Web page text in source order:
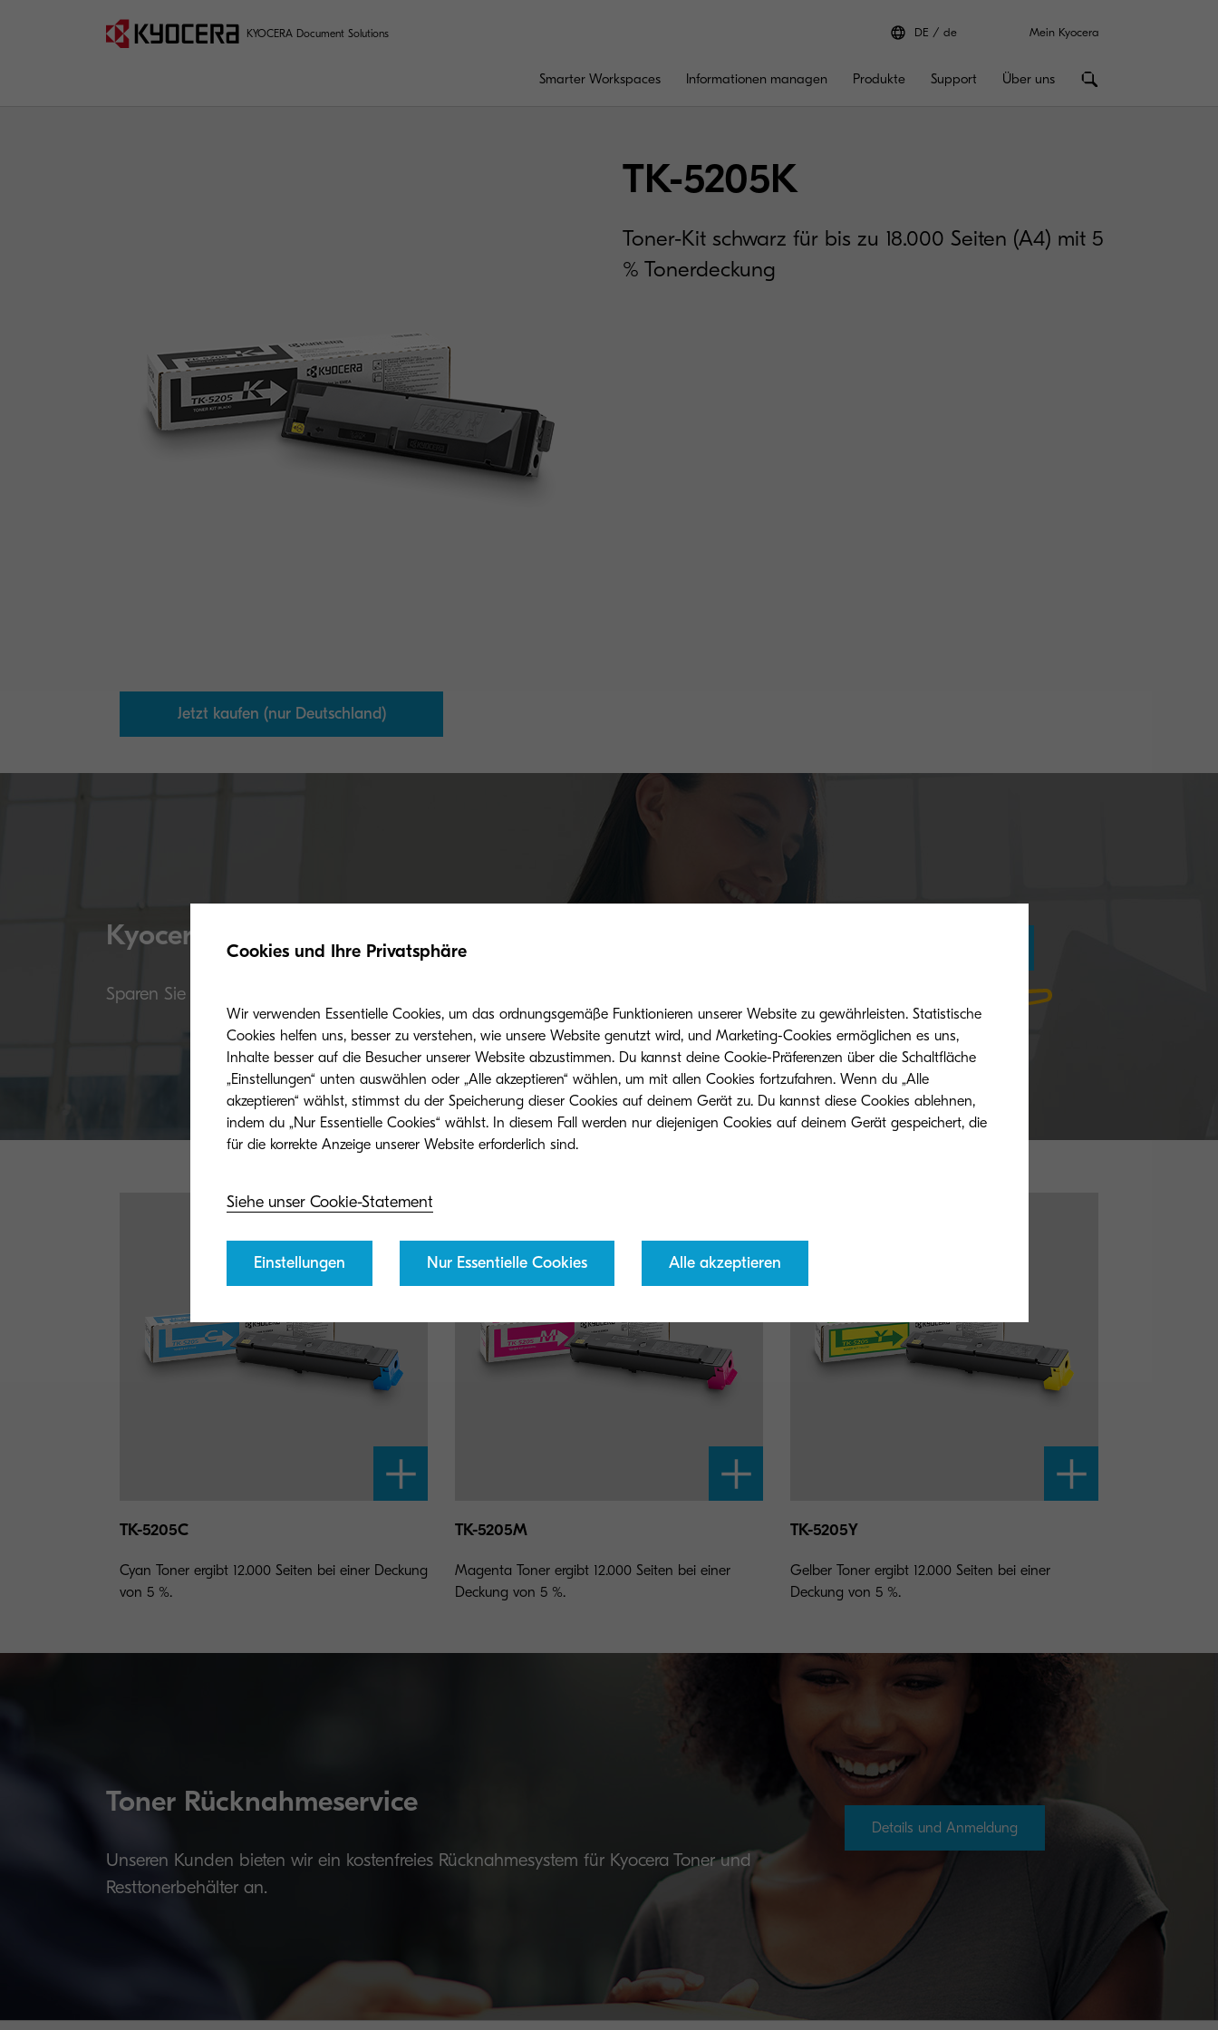
KYOCERA Document Solutions DE de Mein Kyocera
Smarter Workspaces Informationen managen Produkte Support Über uns
TK-5205K
Toner-Kit schwarz für bis zu 18.000 Seiten (A4) mit 5
% Tonerdeckung
Jetzt kaufen (nur Deutschland)
Kyocera Originaltoner
Sparen Sie nicht am falschen Ende: Die Vorteile beim Einsatz von Originaltoner
TK-5205C
Cyan Toner ergibt 12.000 Seiten bei einer Deckung
von 5 %.
TK-5205M
Magenta Toner ergibt 12.000 Seiten bei einer
Deckung von 5 %.
TK-5205Y
Gelber Toner ergibt 12.000 Seiten bei einer
Deckung von 5 %.
Toner Rücknahmeservice
Unseren Kunden bieten wir ein kostenfreies Rücknahmesystem für Kyocera Toner und
Resttonerbehälter an.
Details und Anmeldung
Cookies und Ihre Privatsphäre
Wir verwenden Essentielle Cookies, um das ordnungsgemäße Funktionieren unserer Website zu gewährleisten. Statistische
Cookies helfen uns, besser zu verstehen, wie unsere Website genutzt wird, und Marketing-Cookies ermöglichen es uns,
Inhalte besser auf die Besucher unserer Website abzustimmen. Du kannst deine Cookie-Präferenzen über die Schaltfläche
„Einstellungen“ unten auswählen oder „Alle akzeptieren“ wählen, um mit allen Cookies fortzufahren. Wenn du „Alle
akzeptieren“ wählst, stimmst du der Speicherung dieser Cookies auf deinem Gerät zu. Du kannst diese Cookies ablehnen,
indem du „Nur Essentielle Cookies“ wählst. In diesem Fall werden nur diejenigen Cookies auf deinem Gerät gespeichert, die
für die korrekte Anzeige unserer Website erforderlich sind.
Siehe unser Cookie-Statement
Einstellungen Nur Essentielle Cookies Alle akzeptieren